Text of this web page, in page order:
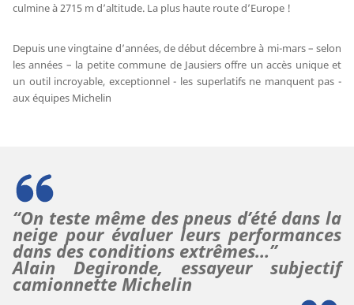
culmine à 2715 m d’altitude. La plus haute route d’Europe !
Depuis une vingtaine d’années, de début décembre à mi-mars – selon
les années – la petite commune de Jausiers offre un accès unique et
un outil incroyable, exceptionnel - les superlatifs ne manquent pas -
aux équipes Michelin
“On teste même des pneus d’été dans la
neige pour évaluer leurs performances
dans des conditions extrêmes…”
Alain Degironde, essayeur subjectif
camionnette Michelin